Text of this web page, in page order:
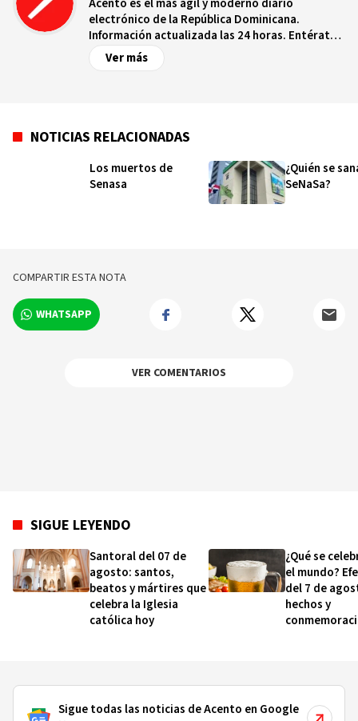
Acento es el más ágil y moderno diario
electrónico de la República Dominicana.
Información actualizada las 24 horas. Entérate
de las noticias y sucesos más importantes a
nivel nacional e internacional, videos y fotos
Ver más
NOTICIAS RELACIONADAS
Los muertos de
Senasa
¿Quién se
SeNaSa?
COMPARTIR ESTA NOTA
WHATSAPP
VER COMENTARIOS
SIGUE LEYENDO
Santoral del 07 de
agosto: santos,
beatos y mártires que
celebra la Iglesia
católica hoy
¿Qué se
el mundo?
del 7 de
hechos y
Sigue todas las noticias de Acento en Google